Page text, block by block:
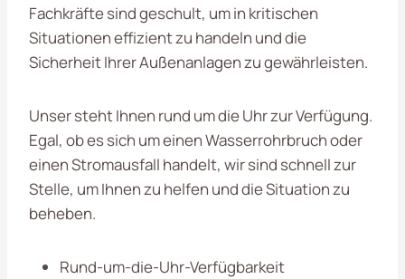
Fachkräfte sind geschult, um in kritischen
Situationen effizient zu handeln und die
Sicherheit Ihrer Außenanlagen zu gewährleisten.
Unser steht Ihnen rund um die Uhr zur Verfügung.
Egal, ob es sich um einen Wasserrohrbruch oder
einen Stromausfall handelt, wir sind schnell zur
Stelle, um Ihnen zu helfen und die Situation zu
beheben.
Rund-um-die-Uhr-Verfügbarkeit